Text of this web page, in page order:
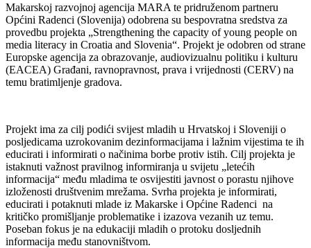
Makarskoj razvojnoj agencija MARA te pridruženom partneru
Općini Radenci (Slovenija) odobrena su bespovratna sredstva za
provedbu projekta „Strengthening the capacity of young people on
media literacy in Croatia and Slovenia“. Projekt je odobren od strane
Europske agencija za obrazovanje, audiovizualnu politiku i kulturu
(EACEA) Građani, ravnopravnost, prava i vrijednosti (CERV) na
temu bratimljenje gradova.
Projekt ima za cilj podići svijest mladih u Hrvatskoj i Sloveniji o
posljedicama uzrokovanim dezinformacijama i lažnim vijestima te ih
educirati i informirati o načinima borbe protiv istih. Cilj projekta je
istaknuti važnost pravilnog informiranja u svijetu „letećih
informacija“ među mladima te osvijestiti javnost o porastu njihove
izloženosti društvenim mrežama. Svrha projekta je informirati,
educirati i potaknuti mlade iz Makarske i Općine Radenci na
kritičko promišljanje problematike i izazova vezanih uz temu.
Poseban fokus je na edukaciji mladih o protoku dosljednih
informacija među stanovništvom.